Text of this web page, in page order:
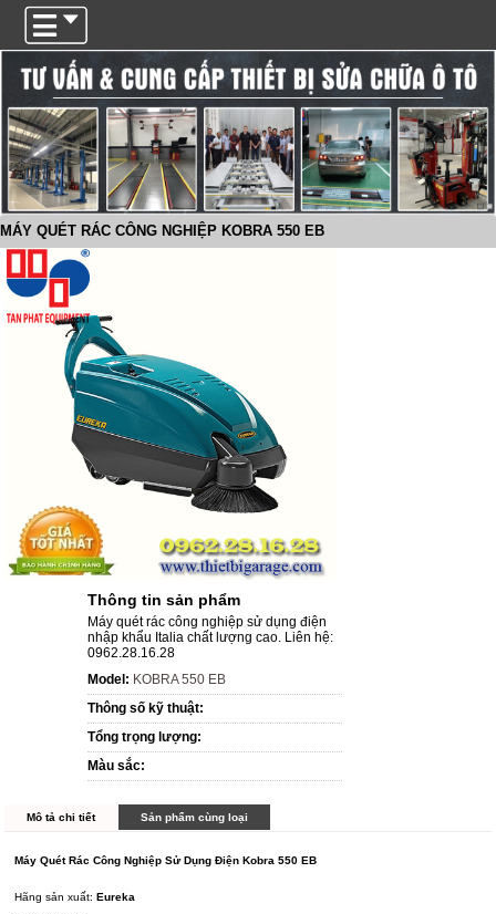
MÁY QUÉT RÁC CÔNG NGHIỆP KOBRA 550 EB
Thông tin sản phẩm
Máy quét rác công nghiệp sử dụng điện
nhập khẩu Italia chất lượng cao. Liên hệ:
0962.28.16.28
Model: KOBRA 550 EB
Thông số kỹ thuật:
Tổng trọng lượng:
Màu sắc:
Mô tả chi tiết Sản phẩm cùng loại
Máy Quét Rác Công Nghiệp Sử Dụng Điện Kobra 550 EB
Hãng sản xuất:Eureka